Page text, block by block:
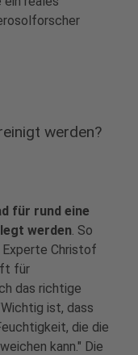
werden?
für rund eine
werden. So
Christof
für
das richtige
ist, dass
die die
kann." Die